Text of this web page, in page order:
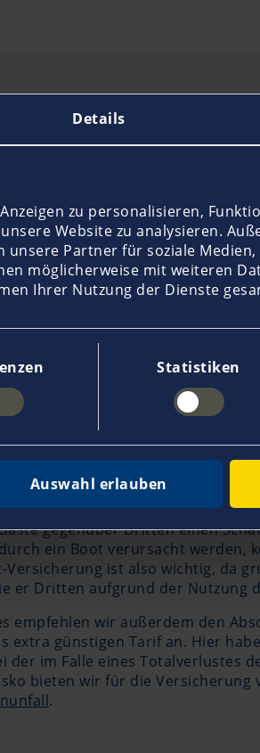
Details
zu personalisieren,
Website zu analysieren.
Partner für soziale
möglicherweise mit weiteren
Ihrer Nutzung der Dienste
Statistiken
Auswahl erlauben
Seen und an der Küste
dem Attersee oder an der Adria.
erfahrensten Skipper kann ein
sollten umfassend
der Küste empfehlen wir eine
bis zu einer Länge von 6,45
besondere Merkmal unserer
günstig – viel
für kleine Boote
Eigner möglichst eine Boots-
gegenüber Dritten einen
ein Boot verursacht
ist also wichtig, da
er Dritten aufgrund der Nutzung
empfehlen wir außerdem den
günstigen Tarif an. Hier
im Falle eines Totalverlustes
bieten wir für die
.